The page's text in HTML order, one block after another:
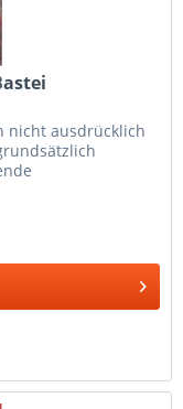
nicht ausdrücklich